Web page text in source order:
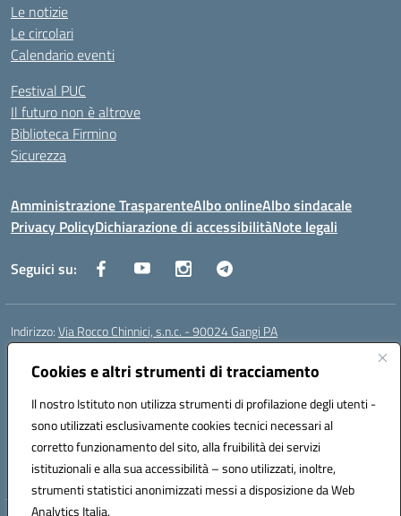
Cookies e altri strumenti di tracciamento
Il nostro Istituto non utilizza strumenti di profilazione degli utenti -
sono utilizzati esclusivamente cookies tecnici necessari al
corretto funzionamento del sito, alla fruibilità dei servizi
istituzionali e alla sua accessibilità – sono utilizzati, inoltre,
strumenti statistici anonimizzati messi a disposizione da Web
Analytics Italia.
Le notizie
Le circolari
Calendario eventi
Festival PUC
Il futuro non è altrove
Biblioteca Firmino
Sicurezza
Amministrazione TrasparenteAlbo onlineAlbo sindacale
Privacy PolicyDichiarazione di accessibilitàNote legali
Seguici su:
Indirizzo:Via Rocco Chinnici, s.n.c. - 90024 Gangi PA
Centralino:
Posta elettronica certificata (PEC):pais01700b@pec.istruzione.it
Codice fiscale: 95005290820
Codice meccanografico:pais01700b
Codice Indice delle Pubbliche Amministrazioni (IPA): istsc_pais01700b
Codice unico di fatturazione (CUF): UFM1W3